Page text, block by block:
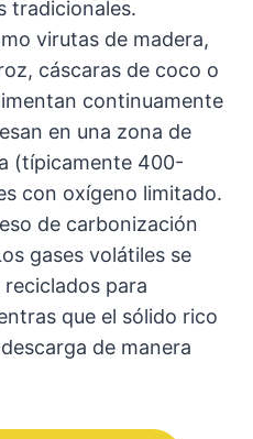
tradicionales.
virutas de madera,
cáscaras de coco o
continuamente
en una zona de
(típicamente 400-
con oxígeno limitado.
de carbonización
gases volátiles se
para
que el sólido rico
de manera